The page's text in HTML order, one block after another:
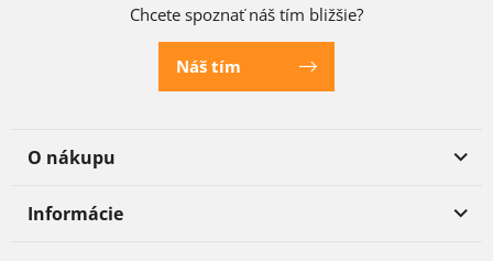
Chcete spoznať náš tím bližšie?
Náš tím
O nákupu
Informácie